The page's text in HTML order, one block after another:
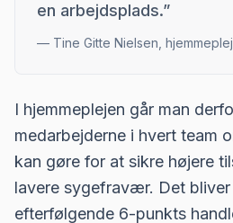
en arbejdsplads.”
— Tine Gitte Nielsen,
I hjemmeplejen går man
medarbejderne i hvert team
kan gøre for at sikre højere
lavere sygefravær. Det
efterfølgende 6-punkts